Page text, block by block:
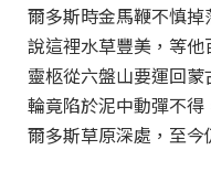
爾多斯時金馬鞭不慎
說這裡水草豐美，等
靈柩從六盤山要運回
輪竟陷於泥中動彈不
爾多斯草原深處，至今